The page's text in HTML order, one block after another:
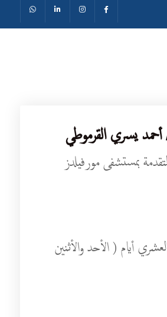
أحمد يسري القرموطي
بمستشفى مورفيلدز
أيام ( الأحد والأثنين